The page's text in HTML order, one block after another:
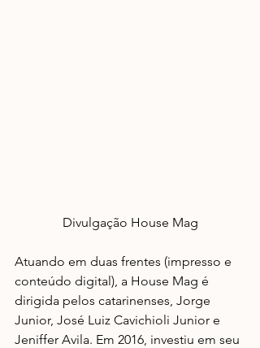
Divulgação House Mag
Atuando em duas frentes (impresso e
conteúdo digital), a House Mag é
dirigida pelos catarinenses, Jorge
Junior, José Luiz Cavichioli Junior e
Jeniffer Avila. Em 2016, investiu em seu